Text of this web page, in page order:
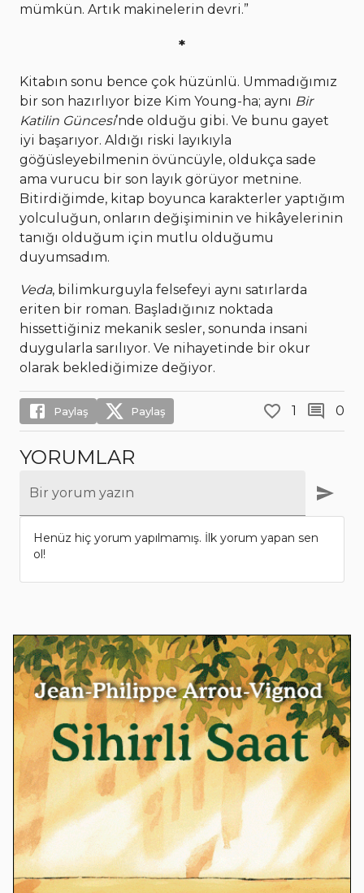
mümkün. Artık makinelerin devri.”
*
Kitabın sonu bence çok hüzünlü. Ummadığımız
bir son hazırlıyor bize Kim Young-ha; aynı Bir
Katilin Güncesi’nde olduğu gibi. Ve bunu gayet
iyi başarıyor. Aldığı riski layıkıyla
göğüsleyebilmenin övüncüyle, oldukça sade
ama vurucu bir son layık görüyor metnine.
Bitirdiğimde, kitap boyunca karakterler yaptığım
yolculuğun, onların değişiminin ve hikâyelerinin
tanığı olduğum için mutlu olduğumu
duyumsadım.
Veda, bilimkurguyla felsefeyi aynı satırlarda
eriten bir roman. Başladığınız noktada
hissettiğiniz mekanik sesler, sonunda insani
duygularla sarılıyor. Ve nihayetinde bir okur
olarak beklediğimize değiyor.
Paylaş Paylaş 1 0
YORUMLAR
Bir yorum yazın
Henüz hiç yorum yapılmamış. İlk yorum yapan sen
ol!